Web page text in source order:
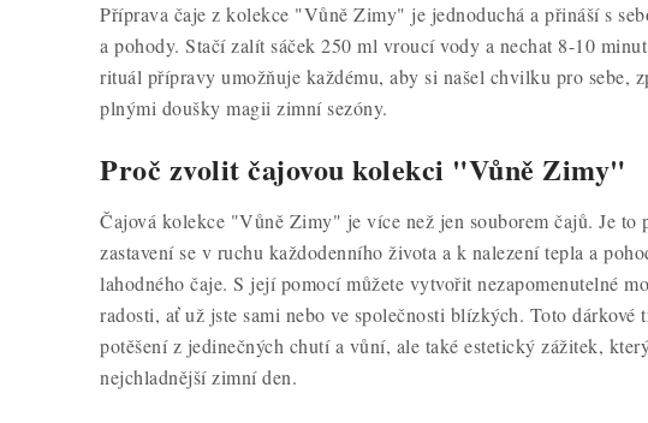
Příprava čaje z kolekce "Vůně Zimy" je jednoduchá a přináší s
a pohody. Stačí zalít sáček 250 ml vroucí vody a nechat 8-10
rituál přípravy umožňuje každému, aby si našel chvilku pro sebe,
plnými doušky magii zimní sezóny.
Proč zvolit čajovou kolekci "Vůně Zimy"
Čajová kolekce "Vůně Zimy" je více než jen souborem čajů. Je to
zastavení se v ruchu každodenního života a k nalezení tepla a
lahodného čaje. S její pomocí můžete vytvořit nezapomenutelné
radosti, ať už jste sami nebo ve společnosti blízkých. Toto dárkové
potěšení z jedinečných chutí a vůní, ale také estetický zážitek,
nejchladnější zimní den.